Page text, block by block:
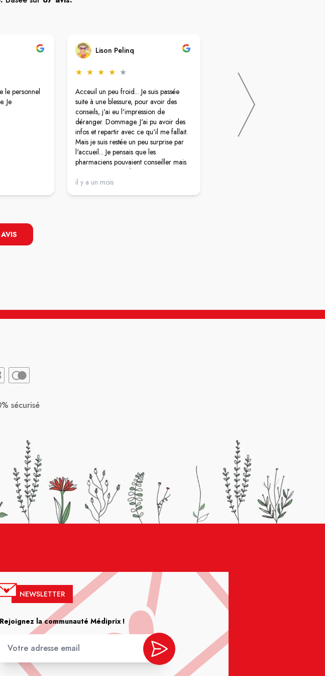
le personnel
Je
Lison Pelinq
★ ★ ★ ★ ★
Acceuil un peu froid... Je suis passée
suite à une blessure, pour avoir des
conseils, j'ai eu l'impression de
déranger. Dommage. J'ai pu avoir des
infos et repartir avec ce qu'il me fallait.
Mais je suis restée un peu surprise par
l'accueil... Je pensais que les
pharmaciens pouvaient conseiller mais
ici j'ai vraiment eu l'impression que ce
n'était pas le bon jour.
il y a un mois
★
Je suis cliente depuis maintenant
plusieurs années et jamais je n'ai été
mal accueilli, toujours avec le
avec un excellent
une aide personnalisée.
sécurisé
NEWSLETTER
Rejoignez la communauté Médiprix !